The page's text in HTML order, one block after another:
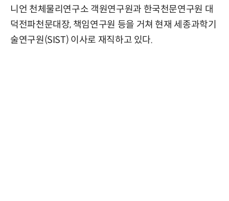
니언 천체물리연구소 객원연구원과 한국천문연구원 대
덕전파천문대장, 책임연구원 등을 거쳐 현재 세종과학기
술연구원(SIST) 이사로 재직하고 있다.